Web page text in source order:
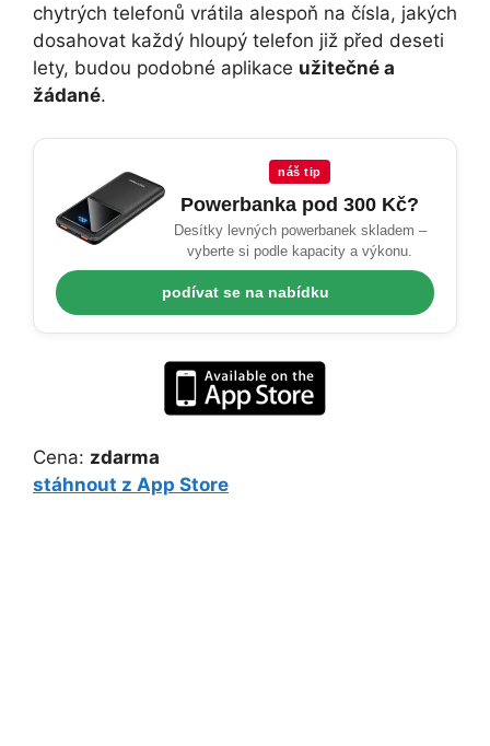
chytrých telefonů vrátila alespoň na čísla, jakých
dosahovat každý hloupý telefon již před deseti
lety, budou podobné aplikace užitečné a
žádané.
náš tip
Powerbanka pod 300 Kč?
Desítky levných powerbanek skladem –
vyberte si podle kapacity a výkonu.
podívat se na nabídku
Cena: zdarma
stáhnout z App Store